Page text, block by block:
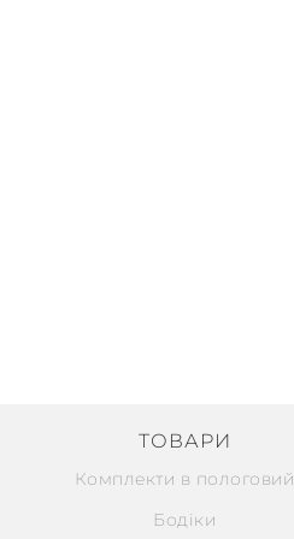
ТОВАРИ
Комплекти в пологовий
Бодіки